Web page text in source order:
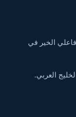
الخير في
العربي.